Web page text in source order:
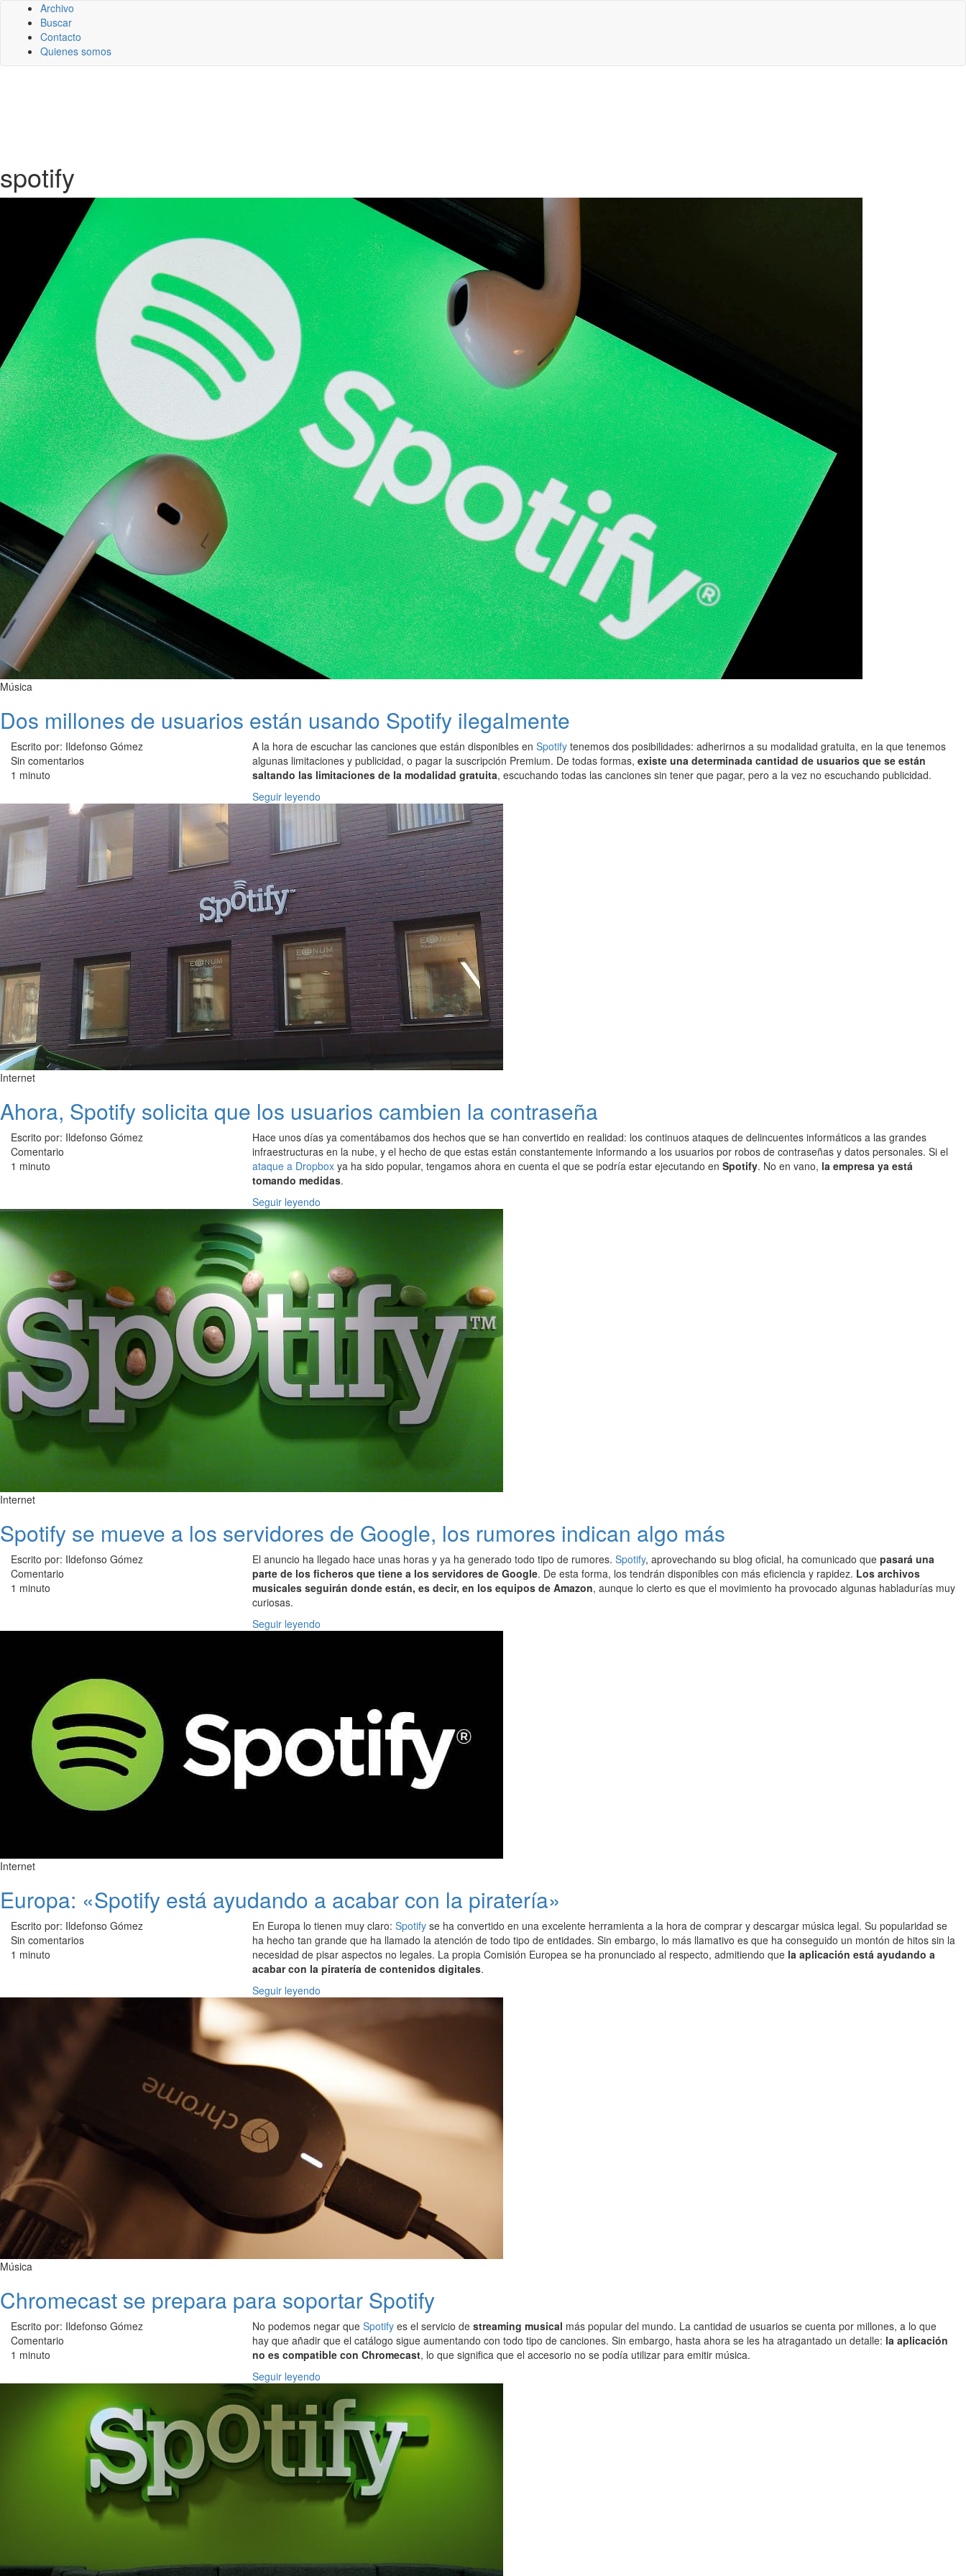
Archivo
Buscar
Contacto
Quienes somos
spotify
Música
Dos millones de usuarios están usando Spotify ilegalmente
Escrito por: Ildefonso Gómez
Sin comentarios
1 minuto
A la hora de escuchar las canciones que están disponibles en Spotify tenemos dos posibilidades: adherirnos a su modalidad gratuita, en la que tenemos
algunas limitaciones y publicidad, o pagar la suscripción Premium. De todas formas, existe una determinada cantidad de usuarios que se están
saltando las limitaciones de la modalidad gratuita, escuchando todas las canciones sin tener que pagar, pero a la vez no escuchando publicidad.
Seguir leyendo
Internet
Ahora, Spotify solicita que los usuarios cambien la contraseña
Escrito por: Ildefonso Gómez
Comentario
1 minuto
Hace unos días ya comentábamos dos hechos que se han convertido en realidad: los continuos ataques de delincuentes informáticos a las grandes
infraestructuras en la nube, y el hecho de que estas están constantemente informando a los usuarios por robos de contraseñas y datos personales. Si el
ataque a Dropbox ya ha sido popular, tengamos ahora en cuenta el que se podría estar ejecutando en Spotify. No en vano, la empresa ya está
tomando medidas.
Seguir leyendo
Internet
Spotify se mueve a los servidores de Google, los rumores indican algo más
Escrito por: Ildefonso Gómez
Comentario
1 minuto
El anuncio ha llegado hace unas horas y ya ha generado todo tipo de rumores. Spotify, aprovechando su blog oficial, ha comunicado que pasará una
parte de los ficheros que tiene a los servidores de Google. De esta forma, los tendrán disponibles con más eficiencia y rapidez. Los archivos
musicales seguirán donde están, es decir, en los equipos de Amazon, aunque lo cierto es que el movimiento ha provocado algunas habladurías muy
curiosas.
Seguir leyendo
Internet
Europa: «Spotify está ayudando a acabar con la piratería»
Escrito por: Ildefonso Gómez
Sin comentarios
1 minuto
En Europa lo tienen muy claro: Spotify se ha convertido en una excelente herramienta a la hora de comprar y descargar música legal. Su popularidad se
ha hecho tan grande que ha llamado la atención de todo tipo de entidades. Sin embargo, lo más llamativo es que ha conseguido un montón de hitos sin la
necesidad de pisar aspectos no legales. La propia Comisión Europea se ha pronunciado al respecto, admitiendo que la aplicación está ayudando a
acabar con la piratería de contenidos digitales.
Seguir leyendo
Música
Chromecast se prepara para soportar Spotify
Escrito por: Ildefonso Gómez
Comentario
1 minuto
No podemos negar que Spotify es el servicio de streaming musical más popular del mundo. La cantidad de usuarios se cuenta por millones, a lo que
hay que añadir que el catálogo sigue aumentando con todo tipo de canciones. Sin embargo, hasta ahora se les ha atragantado un detalle: la aplicación
no es compatible con Chromecast, lo que significa que el accesorio no se podía utilizar para emitir música.
Seguir leyendo